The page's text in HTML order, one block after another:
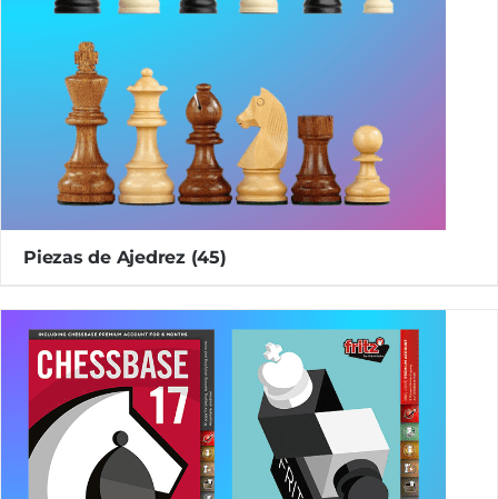
Piezas de Ajedrez (45)